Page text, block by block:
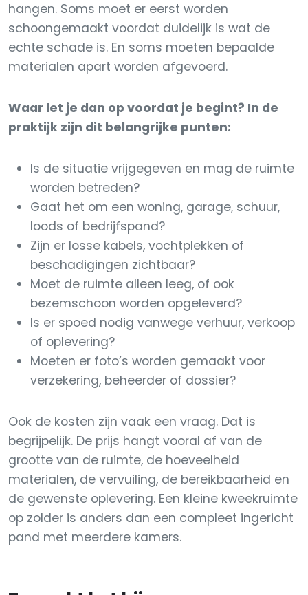
hangen. Soms moet er eerst worden
schoongemaakt voordat duidelijk is wat de
echte schade is. En soms moeten bepaalde
materialen apart worden afgevoerd.
Waar let je dan op voordat je begint? In de
praktijk zijn dit belangrijke punten:
Is de situatie vrijgegeven en mag de ruimte
worden betreden?
Gaat het om een woning, garage, schuur,
loods of bedrijfspand?
Zijn er losse kabels, vochtplekken of
beschadigingen zichtbaar?
Moet de ruimte alleen leeg, of ook
bezemschoon worden opgeleverd?
Is er spoed nodig vanwege verhuur, verkoop
of oplevering?
Moeten er foto’s worden gemaakt voor
verzekering, beheerder of dossier?
Ook de kosten zijn vaak een vraag. Dat is
begrijpelijk. De prijs hangt vooral af van de
grootte van de ruimte, de hoeveelheid
materialen, de vervuiling, de bereikbaarheid en
de gewenste oplevering. Een kleine kweekruimte
op zolder is anders dan een compleet ingericht
pand met meerdere kamers.